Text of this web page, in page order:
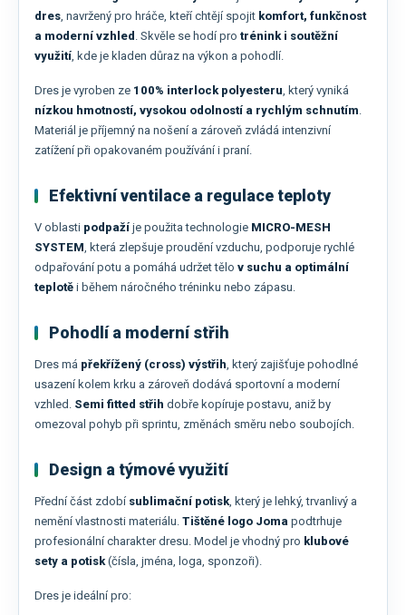
dres, navržený pro hráče, kteří chtějí spojit komfort, funkčnost
a moderní vzhled . Skvěle se hodí pro trénink i soutěžní
využití, kde je kladen důraz na výkon a pohodlí.
Dres je vyroben ze 100% interlock polyesteru, který vyniká
nízkou hmotností, vysokou odolností a rychlým schnutím.
Materiál je příjemný na nošení a zároveň zvládá intenzivní
zatížení při opakovaném používání i praní.
Efektivní ventilace a regulace teploty
V oblasti podpaží je použita technologie MICRO-MESH
SYSTEM, která zlepšuje proudění vzduchu, podporuje rychlé
odpařování potu a pomáhá udržet tělo v suchu a optimální
teplotě i během náročného tréninku nebo zápasu.
Pohodlí a moderní střih
Dres má překřížený (cross) výstřih, který zajišťuje pohodlné
usazení kolem krku a zároveň dodává sportovní a moderní
vzhled. Semi fitted střih dobře kopíruje postavu, aniž by
omezoval pohyb při sprintu, změnách směru nebo soubojích.
Design a týmové využití
Přední část zdobí sublimační potisk, který je lehký, trvanlivý a
nemění vlastnosti materiálu. Tištěné logo Joma podtrhuje
profesionální charakter dresu. Model je vhodný pro klubové
sety a potisk(čísla, jména, loga, sponzoři).
Dres je ideální pro: